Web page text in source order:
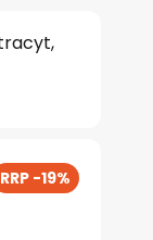
RRP -19%